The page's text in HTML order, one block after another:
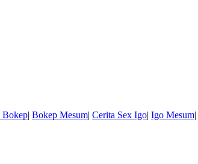
Bokep| Bokep Mesum| Cerita Sex Igo| Igo Mesum|